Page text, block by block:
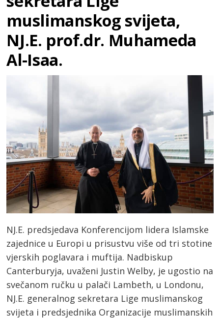
muslimanskog svijeta,
NJ.E. prof.dr. Muhameda
Al-Isaa.
NJ.E. predsjedava Konferencijom lidera Islamske
zajednice u Europi u prisustvu više od tri stotine
vjerskih poglavara i muftija. Nadbiskup
Canterburyja, uvaženi Justin Welby, je ugostio na
svečanom ručku u palači Lambeth, u Londonu,
NJ.E. generalnog sekretara Lige muslimanskog
svijeta i predsjednika Organizacije muslimanskih